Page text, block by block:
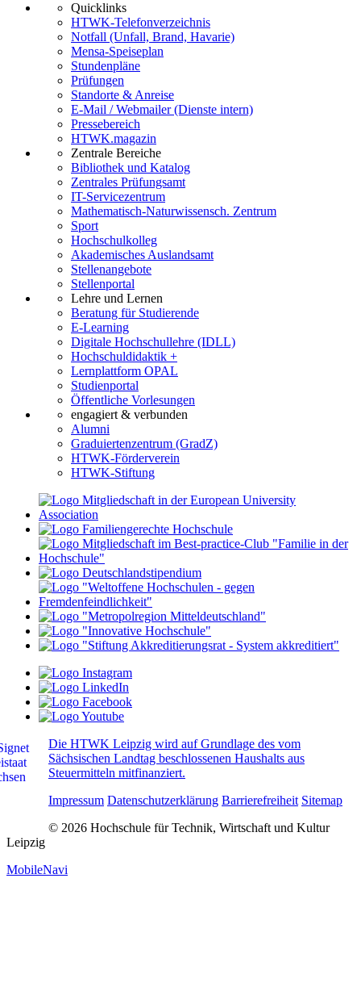
Quicklinks
HTWK-Telefonverzeichnis
Notfall (Unfall, Brand, Havarie)
Mensa-Speiseplan
Stundenpläne
Prüfungen
Standorte & Anreise
E-Mail / Webmailer (Dienste intern)
Pressebereich
HTWK.magazin
Zentrale Bereiche
Bibliothek und Katalog
Zentrales Prüfungsamt
IT-Servicezentrum
Mathematisch-Naturwissensch. Zentrum
Sport
Hochschulkolleg
Akademisches Auslandsamt
Stellenangebote
Stellenportal
Lehre und Lernen
Beratung für Studierende
E-Learning
Digitale Hochschullehre (IDLL)
Hochschuldidaktik +
Lernplattform OPAL
Studienportal
Öffentliche Vorlesungen
engagiert & verbunden
Alumni
Graduiertenzentrum (GradZ)
HTWK-Förderverein
HTWK-Stiftung
Die HTWK Leipzig wird auf Grundlage des vom
Sächsischen Landtag beschlossenen Haushalts aus
Steuermitteln mitfinanziert.
Impressum Datenschutzerklärung Barrierefreiheit Sitemap
© 2026 Hochschule für Technik, Wirtschaft und Kultur
Leipzig
MobileNavi